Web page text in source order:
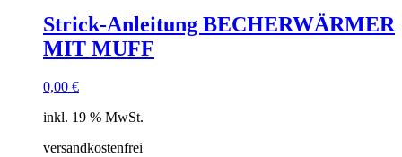
Strick-Anleitung BECHERWÄRMER
MIT MUFF
0,00 €
inkl. 19 % MwSt.
versandkostenfrei